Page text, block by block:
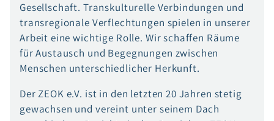
Gesellschaft. Transkulturelle Verbindungen und
transregionale Verflechtungen spielen in unserer
Arbeit eine wichtige Rolle. Wir schaffen Räume
für Austausch und Begegnungen zwischen
Menschen unterschiedlicher Herkunft.
Der ZEOK e.V. ist in den letzten 20 Jahren stetig
gewachsen und vereint unter seinem Dach